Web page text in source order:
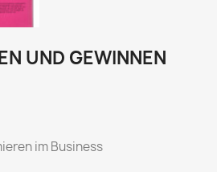
UND GEWINNEN
im Business